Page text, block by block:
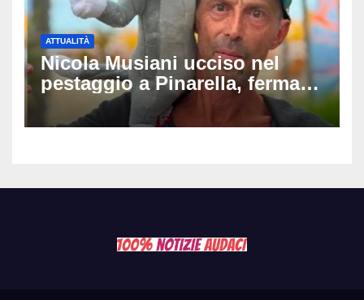
ATTUALITÀ
Nicola Musiani ucciso nel
pestaggio a Pinarella, fermati
quattro giovani: la svolta
dopo video, intercettazioni e